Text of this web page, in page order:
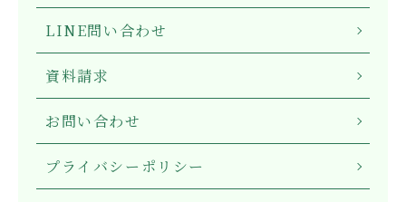
LINE問い合わせ
資料請求
お問い合わせ
プライバシーポリシー